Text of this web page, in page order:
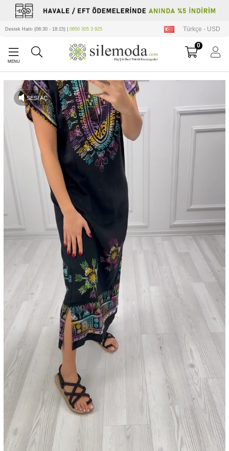
Destek Hattı (08:30 - 18:15) | 0850 305 3 925 Türkçe - USD
0
SESİ AÇ